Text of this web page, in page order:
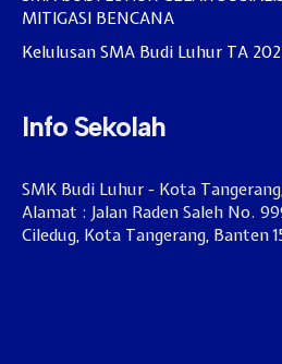
MITIGASI BENCANA
Kelulusan SMA Budi Luhur TA
Info Sekolah
SMK Budi Luhur - Kota
Alamat : Jalan Raden Saleh No.
Ciledug, Kota Tangerang, Banten